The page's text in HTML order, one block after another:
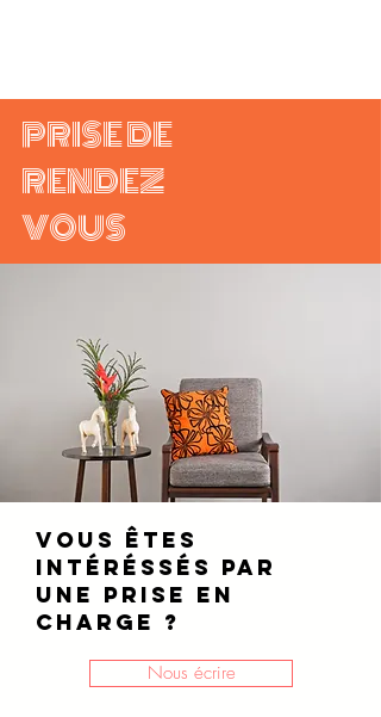
PRISE DE
RENDEZ
VOUS
VOUS ÊTES
INTÉRÉSSÉS PAR
UNe PRISE EN
CHARGE ?
Nous écrire